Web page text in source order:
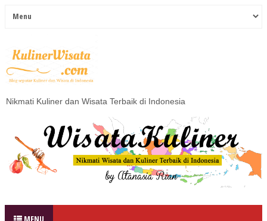
Nikmati Kuliner dan Wisata Terbaik di Indonesia
MENU